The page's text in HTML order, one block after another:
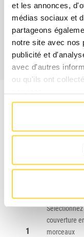
et les annonces,
médias sociaux et
partageons
notre site avec nos
publicité et
avec d'autres
ou qu'ils ont
1
couverture
morceaux